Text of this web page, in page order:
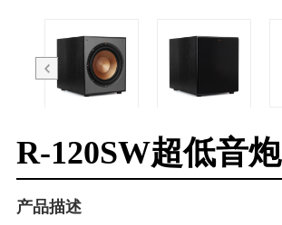
R-120SW超低音炮
产品描述